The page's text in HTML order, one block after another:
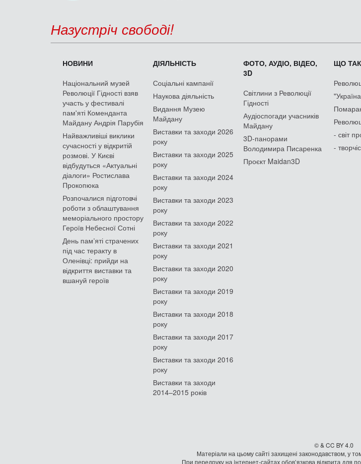
Назустріч свободі!
НОВИНИ
Національний музей
Революції Гідності взяв
участь у фестивалі
пам'яті Коменданта
Майдану Андрія Парубія
Найважливіші виклики
сучасності у відкритій
розмові. У Києві
відбудуться «Актуальні
діалоги» Ростислава
Прокопюка
Розпочалися підготовчі
роботи з облаштування
меморіального простору
Героїв Небесної Сотні
День памʼяті страчених
під час теракту в
Оленівці: прийди на
відкриття виставки та
вшануй героїв
ДІЯЛЬНІСТЬ
Соціальні кампанії
Наукова діяльність
Видання Музею
Майдану
Виставки та заходи 2026
року
Виставки та заходи 2025
року
Виставки та заходи 2024
року
Виставки та заходи 2023
року
Виставки та заходи 2022
року
Виставки та заходи 2021
року
Виставки та заходи 2020
року
Виставки та заходи 2019
року
Виставки та заходи 2018
року
Виставки та заходи 2017
року
Виставки та заходи 2016
року
Виставки та заходи
2014–2015 років
ФОТО, АУДІО, ВІДЕО,
3D
Світлини з Революції
Гідності
Аудіоспогади учасників
Майдану
3D-панорами
Володимира Писаренка
Проєкт Maidan3D
ЩО
- світ
-
© & CC BY 4.0
Матеріали на цьому сайті захищені законодавством, у
При передруку на iнтернет-сайтах обов’язкова відкрита для